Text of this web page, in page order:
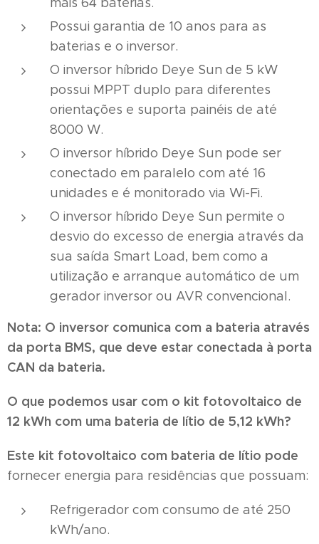
Possui garantia de 10 anos para as
baterias e o inversor.
O inversor híbrido Deye Sun de 5 kW
possui MPPT duplo para diferentes
orientações e suporta painéis de até
8000 W.
O inversor híbrido Deye Sun pode ser
conectado em paralelo com até 16
unidades e é monitorado via Wi-Fi.
O inversor híbrido Deye Sun permite o
desvio do excesso de energia através da
sua saída Smart Load, bem como a
utilização e arranque automático de um
gerador inversor ou AVR convencional.
Nota: O inversor comunica com a bateria através
da porta BMS, que deve estar conectada à porta
CAN da bateria.
O que podemos usar com o kit fotovoltaico de
12 kWh com uma bateria de lítio de 5,12 kWh?
Este kit fotovoltaico com bateria de lítio pode
fornecer energia para residências que possuam:
Refrigerador com consumo de até 250
kWh/ano.